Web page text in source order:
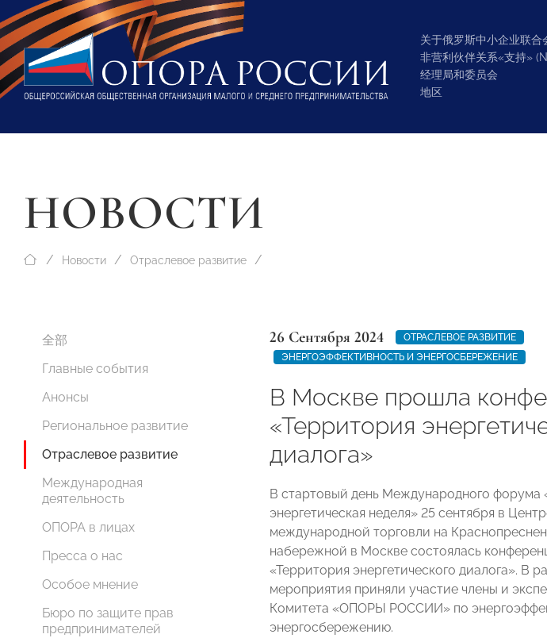
关于俄罗斯中小企业联合
非营利伙伴关系«支持»
经理局和委员会
地区
НОВОСТИ
Новости Отраслевое развитие
全部
Главные события
Анонсы
Региональное развитие
Отраслевое развитие
Международная
деятельность
ОПОРА в лицах
Пресса о нас
Особое мнение
Бюро по защите прав
предпринимателей
26 Сентября 2024
ОТРАСЛЕВОЕ РАЗВИТИЕ
ЭНЕРГОЭФФЕКТИВНОСТЬ И ЭНЕРГОСБЕРЕЖЕНИЕ
В Москве прошла
«Территория
диалога»
В стартовый день Международного форума
энергетическая неделя» 25 сентября в
международной торговли на
набережной в Москве состоялась
«Территория энергетического диалога». В
мероприятия приняли участие члены и
Комитета «ОПОРЫ РОССИИ» по
энергосбережению.